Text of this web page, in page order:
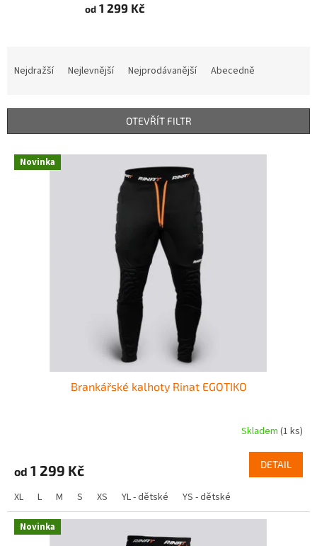
od 1 299 Kč
í
Nejdražší Nejlevnější Nejprodávanější Abecedně
OTEVŘÍT FILTR
V Novinka
Brankářské kalhoty Rinat EGOTIKO
Skladem (1 ks)
od 1 299 Kč DETAIL
XL L M S XS YL - dětské YS - dětské
Novinka